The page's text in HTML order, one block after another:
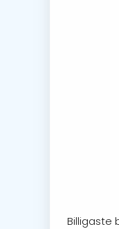
Billigaste